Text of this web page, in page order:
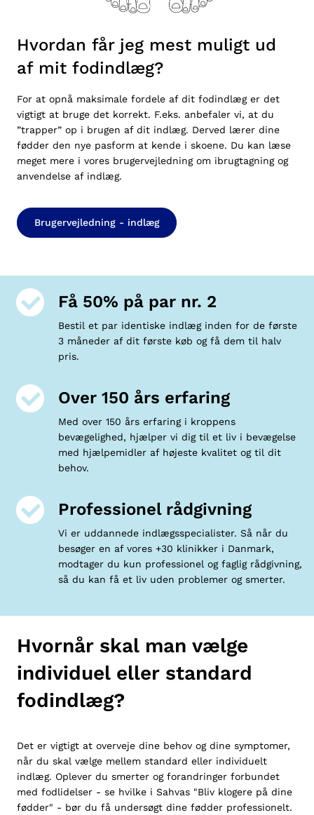
Hvordan får jeg mest muligt ud
af mit fodindlæg?
For at opnå maksimale fordele af dit fodindlæg er det
vigtigt at bruge det korrekt. F.eks. anbefaler vi, at du
”trapper” op i brugen af dit indlæg. Derved lærer dine
fødder den nye pasform at kende i skoene. Du kan læse
meget mere i vores brugervejledning om ibrugtagning og
anvendelse af indlæg.
Brugervejledning - indlæg
Få 50% på par nr. 2
Bestil et par identiske indlæg inden for de første
3 måneder af dit første køb og få dem til halv
pris.
Over 150 års erfaring
Med over 150 års erfaring i kroppens
bevægelighed, hjælper vi dig til et liv i bevægelse
med hjælpemidler af højeste kvalitet og til dit
behov.
Professionel rådgivning
Vi er uddannede indlægsspecialister. Så når du
besøger en af vores +30 klinikker i Danmark,
modtager du kun professionel og faglig rådgivning,
så du kan få et liv uden problemer og smerter.
Hvornår skal man vælge
individuel eller standard
fodindlæg?
Det er vigtigt at overveje dine behov og dine symptomer,
når du skal vælge mellem standard eller individuelt
indlæg. Oplever du smerter og forandringer forbundet
med fodlidelser - se hvilke i Sahvas "Bliv klogere på dine
fødder" - bør du få undersøgt dine fødder professionelt.